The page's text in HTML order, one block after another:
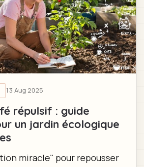
13 Aug 2025
répulsif : guide
un jardin écologique
miracle" pour repousser